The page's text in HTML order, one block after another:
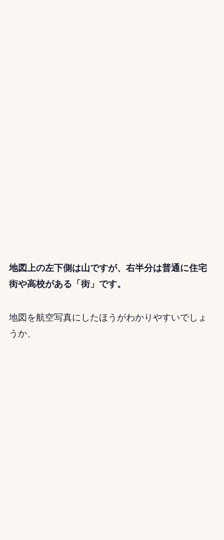
地図上の左下側は山ですが、右半分は普通に住宅
街や高校がある「街」です。
地図を航空写真にしたほうがわかりやすいでしょ
うか、